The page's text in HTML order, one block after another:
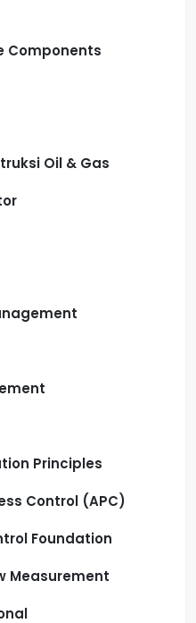
Components
Oil & Gas
Principles
Control (APC)
Foundation
Measurement